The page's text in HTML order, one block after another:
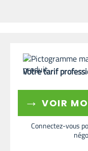
Votre tarif
→ VOIR
Connectez-vous